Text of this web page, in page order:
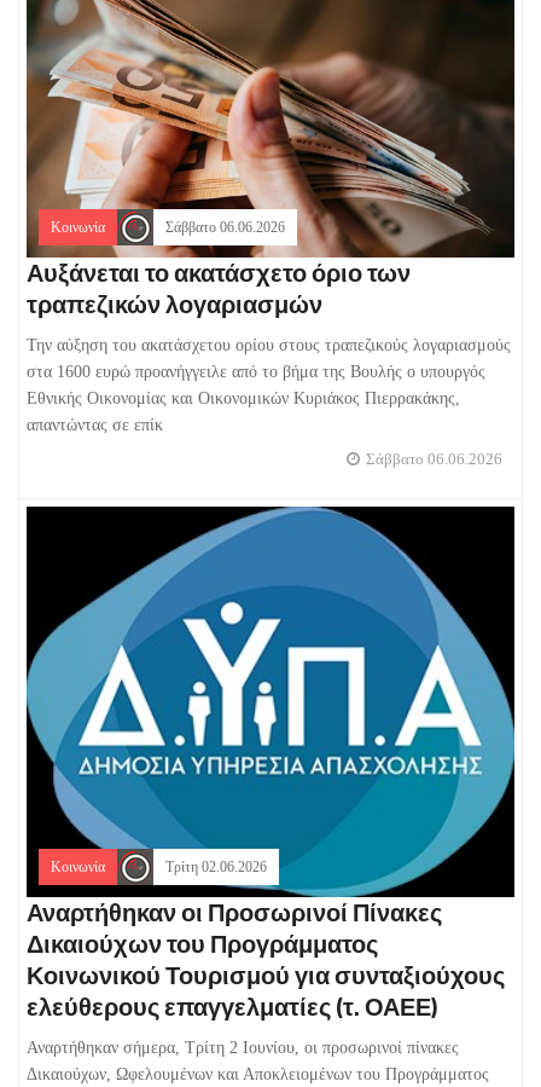
Κοινωνία Σάββατο 06.06.2026
Αυξάνεται το ακατάσχετο όριο των
τραπεζικών λογαριασμών
Την αύξηση του ακατάσχετου ορίου στους τραπεζικούς λογαριασμούς
στα 1600 ευρώ προανήγγειλε από το βήμα της Βουλής ο υπουργός
Εθνικής Οικονομίας και Οικονομικών Κυριάκος Πιερρακάκης,
απαντώντας σε επίκ
Σάββατο 06.06.2026
Κοινωνία Τρίτη 02.06.2026
Αναρτήθηκαν οι Προσωρινοί Πίνακες
Δικαιούχων του Προγράμματος
Κοινωνικού Τουρισμού για συνταξιούχους
ελεύθερους επαγγελματίες (τ. ΟΑΕΕ)
Αναρτήθηκαν σήμερα, Τρίτη 2 Ιουνίου, οι προσωρινοί πίνακες
Δικαιούχων, Ωφελουμένων και Αποκλειομένων του Προγράμματος